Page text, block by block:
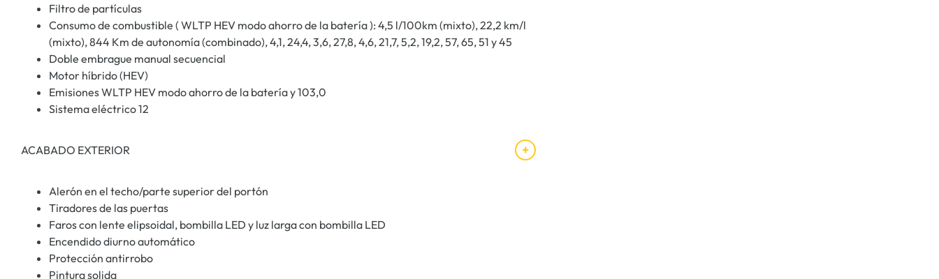
Filtro de partículas
Consumo de combustible ( WLTP HEV modo ahorro de la batería ): 4,5 l/100km (mixto), 22,2 km/l
(mixto), 844 Km de autonomía (combinado), 4,1, 24,4, 3,6, 27,8, 4,6, 21,7, 5,2, 19,2, 57, 65, 51 y 45
Doble embrague manual secuencial
Motor híbrido (HEV)
Emisiones WLTP HEV modo ahorro de la batería y 103,0
Sistema eléctrico 12
ACABADO EXTERIOR
Alerón en el techo/parte superior del portón
Tiradores de las puertas
Faros con lente elipsoidal, bombilla LED y luz larga con bombilla LED
Encendido diurno automático
Protección antirrobo
Pintura solida